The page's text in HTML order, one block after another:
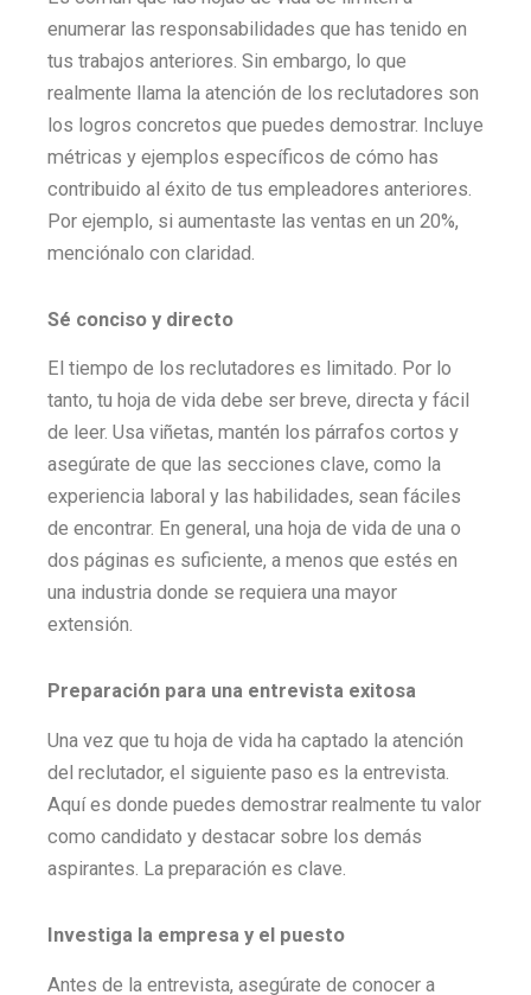
enumerar las responsabilidades que has tenido en
tus trabajos anteriores. Sin embargo, lo que
realmente llama la atención de los reclutadores son
los logros concretos que puedes demostrar. Incluye
métricas y ejemplos específicos de cómo has
contribuido al éxito de tus empleadores anteriores.
Por ejemplo, si aumentaste las ventas en un 20%,
menciónalo con claridad.
Sé conciso y directo
El tiempo de los reclutadores es limitado. Por lo
tanto, tu hoja de vida debe ser breve, directa y fácil
de leer. Usa viñetas, mantén los párrafos cortos y
asegúrate de que las secciones clave, como la
experiencia laboral y las habilidades, sean fáciles
de encontrar. En general, una hoja de vida de una o
dos páginas es suficiente, a menos que estés en
una industria donde se requiera una mayor
extensión.
Preparación para una entrevista exitosa
Una vez que tu hoja de vida ha captado la atención
del reclutador, el siguiente paso es la entrevista.
Aquí es donde puedes demostrar realmente tu valor
como candidato y destacar sobre los demás
aspirantes. La preparación es clave.
Investiga la empresa y el puesto
Antes de la entrevista, asegúrate de conocer a